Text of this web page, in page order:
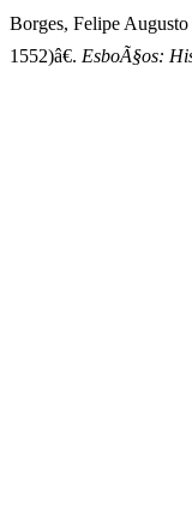
Borges, Felipe
1552)â€. EsboÃ§os: